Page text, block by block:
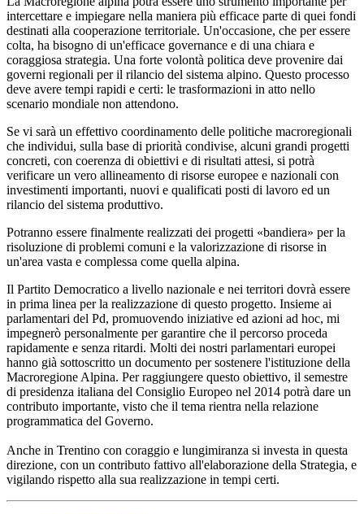
intercettare e impiegare nella maniera più efficace parte di quei fondi
destinati alla cooperazione territoriale. Un'occasione, che per essere
colta, ha bisogno di un'efficace governance e di una chiara e
coraggiosa strategia. Una forte volontà politica deve provenire dai
governi regionali per il rilancio del sistema alpino. Questo processo
deve avere tempi rapidi e certi: le trasformazioni in atto nello
scenario mondiale non attendono.
Se vi sarà un effettivo coordinamento delle politiche macroregionali
che individui, sulla base di priorità condivise, alcuni grandi progetti
concreti, con coerenza di obiettivi e di risultati attesi, si potrà
verificare un vero allineamento di risorse europee e nazionali con
investimenti importanti, nuovi e qualificati posti di lavoro ed un
rilancio del sistema produttivo.
Potranno essere finalmente realizzati dei progetti «bandiera» per la
risoluzione di problemi comuni e la valorizzazione di risorse in
un'area vasta e complessa come quella alpina.
Il Partito Democratico a livello nazionale e nei territori dovrà essere
in prima linea per la realizzazione di questo progetto. Insieme ai
parlamentari del Pd, promuovendo iniziative ed azioni ad hoc, mi
impegnerò personalmente per garantire che il percorso proceda
rapidamente e senza ritardi. Molti dei nostri parlamentari europei
hanno già sottoscritto un documento per sostenere l'istituzione della
Macroregione Alpina. Per raggiungere questo obiettivo, il semestre
di presidenza italiana del Consiglio Europeo nel 2014 potrà dare un
contributo importante, visto che il tema rientra nella relazione
programmatica del Governo.
Anche in Trentino con coraggio e lungimiranza si investa in questa
direzione, con un contributo fattivo all'elaborazione della Strategia, e
vigilando rispetto alla sua realizzazione in tempi certi.